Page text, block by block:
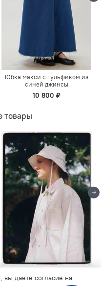
Юбка макси с гульфиком из
синей джинсы
10 800 ₽
товары
правильную
вы даете согласие на